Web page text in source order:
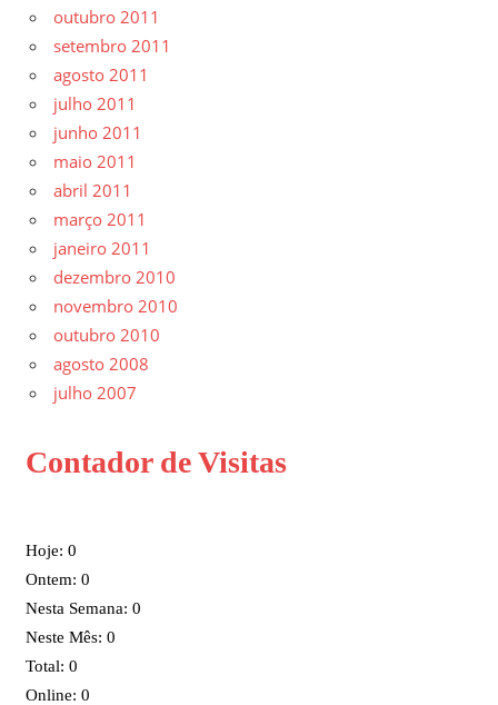
outubro 2011
setembro 2011
agosto 2011
julho 2011
junho 2011
maio 2011
abril 2011
março 2011
janeiro 2011
dezembro 2010
novembro 2010
outubro 2010
agosto 2008
julho 2007
Contador de Visitas
Hoje: 0
Ontem: 0
Nesta Semana: 0
Neste Mês: 0
Total: 0
Online: 0